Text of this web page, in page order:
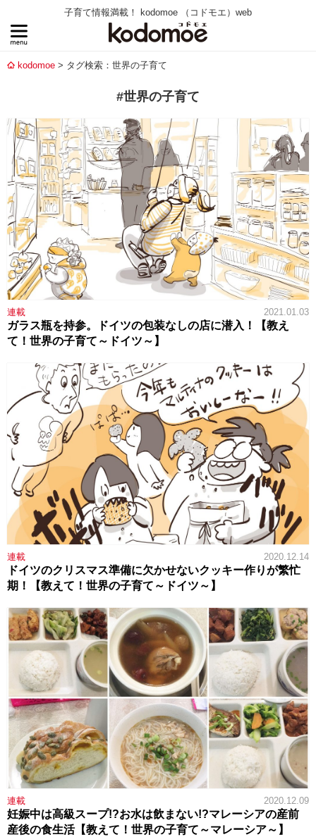
子育て情報満載！ kodomoe （コドモエ）web
kodomoe タグ検索：世界の子育て
#世界の子育て
連載 2021.01.03
ガラス瓶を持参。ドイツの包装なしの店に潜入！【教え
て！世界の子育て～ドイツ～】
連載 2020.12.14
ドイツのクリスマス準備に欠かせないクッキー作りが繁忙
期！【教えて！世界の子育て～ドイツ～】
連載 2020.12.09
妊娠中は高級スープ!?お水は飲まない!?マレーシアの産前
産後の食生活【教えて！世界の子育て～マレーシア～】